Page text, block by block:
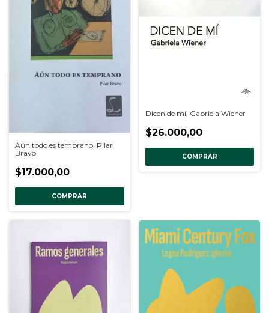
Aún todo es temprano, Pilar
Bravo
$17.000,00
COMPRAR
Dicen de mí, Gabriela Wiener
$26.000,00
COMPRAR